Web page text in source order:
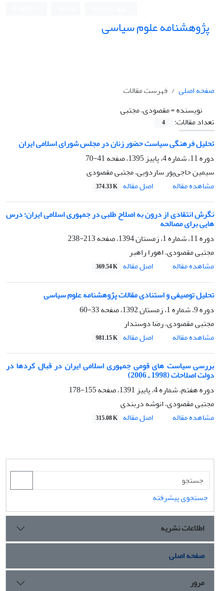
پژوهشنامه علوم سیاسی
صفحه اصلی
فهرست مقالات
نویسنده =مقصودی، مجتبی
تعداد مقالات:
4
تحلیل فرهنگی سیاست حضور زنان در مجلس شورای اسلامی ایران
دوره 11، شماره 4، پاییز 1395، صفحه
41-70
سیمین حاجی‌پور ساردویی، مجتبی مقصودی
مشاهده مقاله
اصل مقاله 374.33 K
نگرش انتقادی از درون به اصلاح طلبی در جمهوری اسلامی ایران؛ درس
هایی برای مصالحه
دوره 11، شماره 1، زمستان 1394، صفحه
213-238
مجتبی مقصودی، اهورا راهبر
مشاهده مقاله
اصل مقاله 369.54 K
تحلیل توصیفی و استنادی مقالات پژوهشنامه علوم سیاسی
دوره 9، شماره 1، زمستان 1392، صفحه
33-60
مجتبی مقصودی، رضا دوستدار
مشاهده مقاله
اصل مقاله 981.15 K
بررسی سیاست های قومی جمهوری اسلامی ایران در قبال کردها در
دولت اصلاحات (1998 ـ 2006)
دوره هفتم، شماره 4، پاییز 1391، صفحه
155-178
مجتبی مقصودی، انوشه دربندی
مشاهده مقاله
اصل مقاله 315.08 K
جستجوی پیشرفته
اطلاعات نشریه
صفحه اصلی
مرور